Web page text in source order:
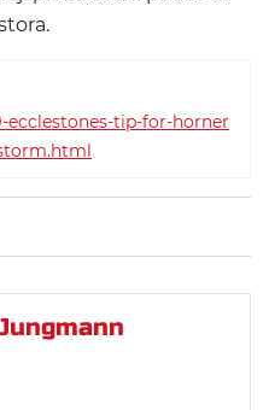
ecclestones-tip-for-horner